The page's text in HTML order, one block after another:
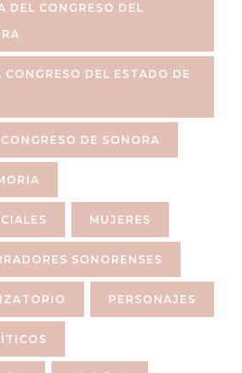
DEL CONGRESO DEL
DEL ESTADO DE
DE SONORA
MUJERES
SONORENSES
PERSONAJES